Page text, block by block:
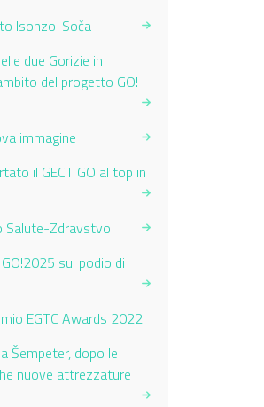
Isonzo-Soča
due Gorizie in
del progetto GO!
immagine
il GECT GO al top in
Salute-Zdravstvo
sul podio di
EGTC Awards 2022
Šempeter, dopo le
nuove attrezzature